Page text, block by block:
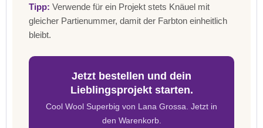
Tipp: Verwende für ein Projekt stets Knäuel mit
gleicher Partienummer, damit der Farbton einheitlich
bleibt.
Jetzt bestellen und dein
Lieblingsprojekt starten.
Cool Wool Superbig von Lana Grossa. Jetzt in
den Warenkorb.